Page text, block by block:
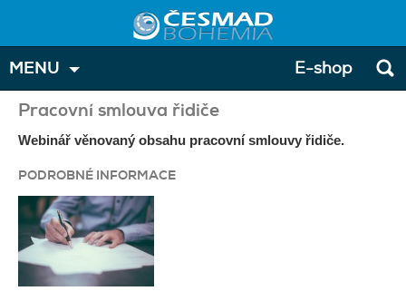
Pracovní smlouva řidiče
Webinář věnovaný obsahu pracovní smlouvy řidiče.
PODROBNÉ INFORMACE
MENU E-shop